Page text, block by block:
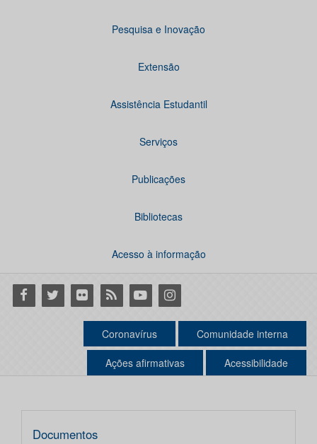
Pesquisa e Inovação
Extensão
Assistência Estudantil
Serviços
Publicações
Bibliotecas
Acesso à informação
Facebook
Twitter Flickr RSS YoutubeInstagram
Coronavírus Comunidade interna
Ações afirmativas Acessibilidade
Documentos